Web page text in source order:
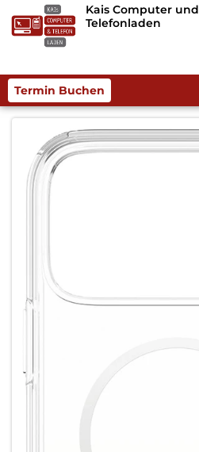
Kais Computer und
Telefonladen
Termin Buchen